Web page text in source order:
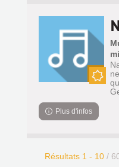
Plus d'infos
Résultats 1 - 10 /